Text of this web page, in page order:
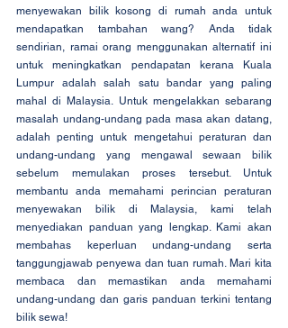
menyewakan bilik kosong di rumah anda untuk
mendapatkan tambahan wang? Anda tidak
sendirian, ramai orang menggunakan alternatif ini
untuk meningkatkan pendapatan kerana Kuala
Lumpur adalah salah satu bandar yang paling
mahal di Malaysia. Untuk mengelakkan sebarang
masalah undang-undang pada masa akan datang,
adalah penting untuk mengetahui peraturan dan
undang-undang yang mengawal sewaan bilik
sebelum memulakan proses tersebut. Untuk
membantu anda memahami perincian peraturan
menyewakan bilik di Malaysia, kami telah
menyediakan panduan yang lengkap. Kami akan
membahas keperluan undang-undang serta
tanggungjawab penyewa dan tuan rumah. Mari kita
membaca dan memastikan anda memahami
undang-undang dan garis panduan terkini tentang
bilik sewa!